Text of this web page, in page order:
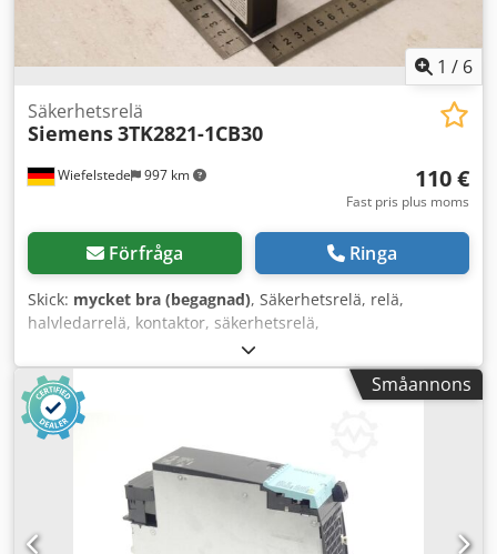
1 / 6
Wiefelstede 997 km
Säkerhetsrelä
Siemens3TK2821-1CB30
110 €
Fast pris plus moms
Förfråga Ringa
Skick: mycket bra (begagnad), Säkerhetsrelä, relä,
halvledarrelä, kontaktor, säkerhetsrelä,
säkerhetsomkopplare -Tillverkare: Siemens, SIRIUS
säkerhetsomkopplare, originalförpackning -Typ: 3TK2821-
1CB30 -Spänning: 24 V AC/DC -Kartongens mått:
125/110/H30 mm -Vikt: 0,2 kg Cjdpfx Aozmrymsk Heha
Småannons